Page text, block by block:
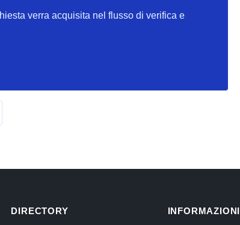
verra acquisita nel flusso di verifica e
DIRECTORY INFORMAZIONI